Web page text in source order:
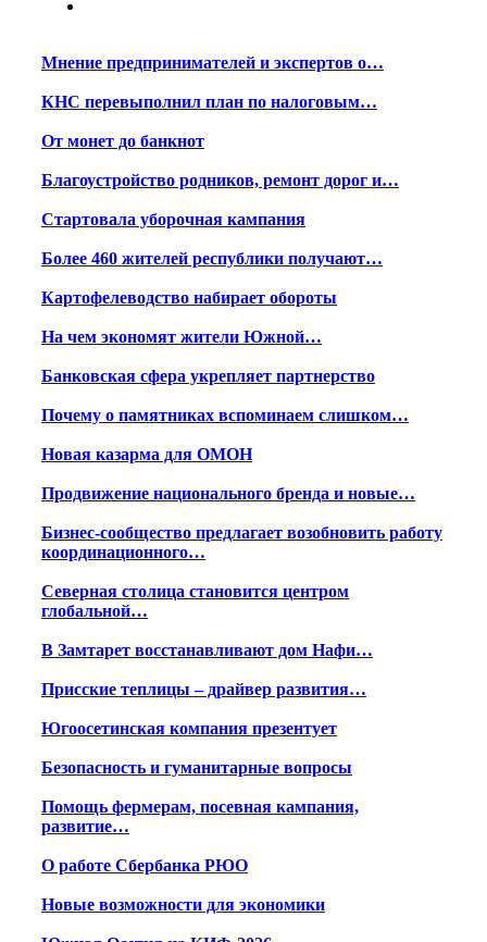
Мнение предпринимателей и экспертов о…
КНС перевыполнил план по налоговым…
От монет до банкнот
Благоустройство родников, ремонт дорог и…
Стартовала уборочная кампания
Более 460 жителей республики получают…
Картофелеводство набирает обороты
На чем экономят жители Южной…
Банковская сфера укрепляет партнерство
Почему о памятниках вспоминаем слишком…
Новая казарма для ОМОН
Продвижение национального бренда и новые…
Бизнес-сообщество предлагает возобновить работу
координационного…
Северная столица становится центром
глобальной…
В Замтарет восстанавливают дом Нафи…
Присские теплицы – драйвер развития…
Югоосетинская компания презентует
Безопасность и гуманитарные вопросы
Помощь фермерам, посевная кампания,
развитие…
О работе Сбербанка РЮО
Новые возможности для экономики